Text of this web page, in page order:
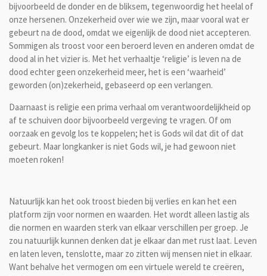
bijvoorbeeld de donder en de bliksem, tegenwoordig het heelal of
onze hersenen. Onzekerheid over wie we zijn, maar vooral wat er
gebeurt na de dood, omdat we eigenlijk de dood niet accepteren.
Sommigen als troost voor een beroerd leven en anderen omdat de
dood al in het vizier is. Met het verhaaltje ‘religie’ is leven na de
dood echter geen onzekerheid meer, het is een ‘waarheid’
geworden (on)zekerheid, gebaseerd op een verlangen.
Daarnaast is religie een prima verhaal om verantwoordelijkheid op
af te schuiven door bijvoorbeeld vergeving te vragen. Of om
oorzaak en gevolg los te koppelen; het is Gods wil dat dit of dat
gebeurt. Maar longkanker is niet Gods wil, je had gewoon niet
moeten roken!
Natuurlijk kan het ook troost bieden bij verlies en kan het een
platform zijn voor normen en waarden. Het wordt alleen lastig als
die normen en waarden sterk van elkaar verschillen per groep. Je
zou natuurlijk kunnen denken dat je elkaar dan met rust laat. Leven
en laten leven, tenslotte, maar zo zitten wij mensen niet in elkaar.
Want behalve het vermogen om een virtuele wereld te creëren,